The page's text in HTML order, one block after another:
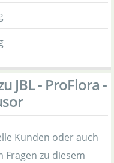
JBL - ProFlora -
Kunden oder auch
Fragen zu diesem